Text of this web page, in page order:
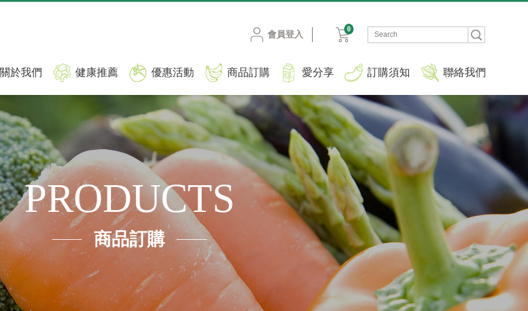
會員登入
0
關於我們 健康推薦 優惠活動 商品訂購 愛分享 訂購須知 聯絡我們
PRODUCTS
商品訂購